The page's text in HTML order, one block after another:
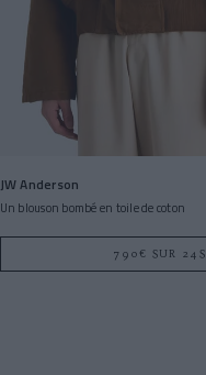
JW Anderson
Un blouson bombé en toile de coton
790€ SUR 24S